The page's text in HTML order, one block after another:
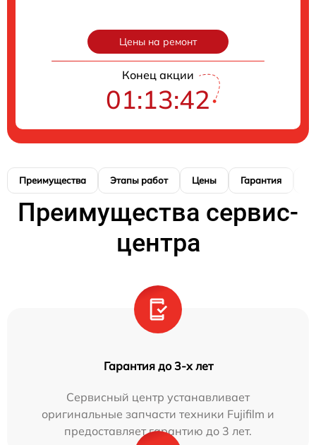
Цены на ремонт
Конец акции
01:13:41
Преимущества Этапы работ Цены Гарантия
Преимущества сервис-
центра
Гарантия до 3-х лет
Сервисный центр устанавливает
оригинальные запчасти техники Fujifilm и
предоставляет гарантию до 3 лет.